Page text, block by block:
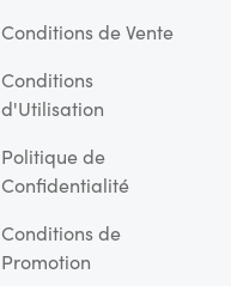
Conditions de Vente
Conditions
d'Utilisation
Politique de
Confidentialité
Conditions de
Promotion